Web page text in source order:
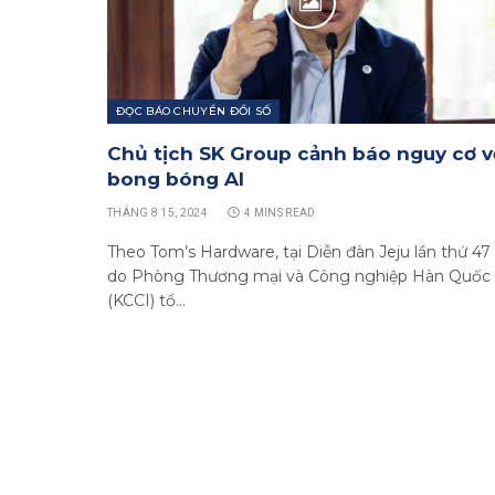
ĐỌC BÁO CHUYỂN ĐỔI SỐ
Chủ tịch SK Group cảnh báo nguy cơ
bong bóng AI
THÁNG 8 15, 2024 4 MINS READ
Theo Tom’s Hardware, tại Diễn đàn Jeju lần thứ 47
do Phòng Thương mại và Công nghiệp Hàn Quốc
(KCCI) tổ…